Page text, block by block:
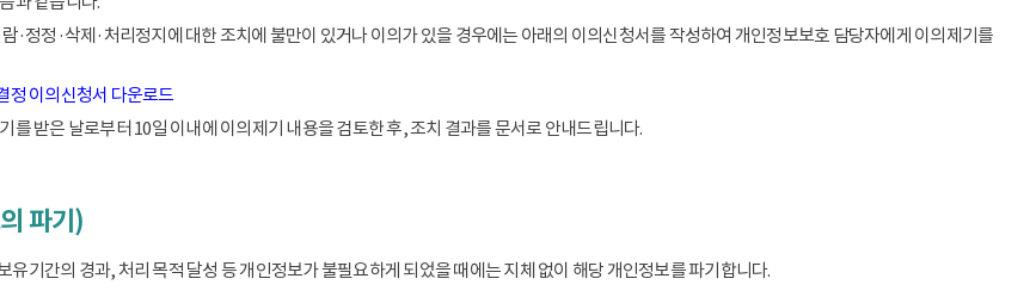
·정정·삭제·처리정지에 대한 조치에 불만이 있거나 이의가 있을 경우에는 아래의 이의신청서를 작성하여 개인정보보호 담당자에게 이의제기를
정 이의신청서 다운로드
를 받은 날로부터 10일 이내에 이의제기 내용을 검토한 후, 조치 결과를 문서로 안내드립니다.
파기)
기간의 경과, 처리 목적 달성 등 개인정보가 불필요하게 되었을 때에는 지체 없이 해당 개인정보를 파기합니다.